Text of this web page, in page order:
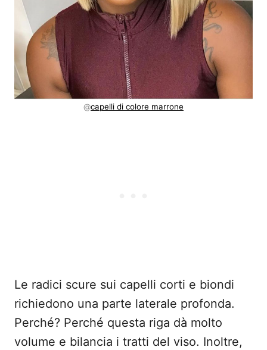
@capelli di colore marrone
Le radici scure sui capelli corti e biondi
richiedono una parte laterale profonda.
Perché? Perché questa riga dà molto
volume e bilancia i tratti del viso. Inoltre,